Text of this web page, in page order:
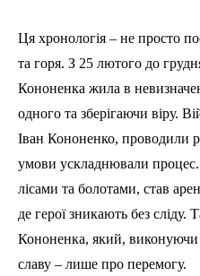
Ця хронологія – не просто
та горя. З 25 лютого до
Кононенка жила в
одного та зберігаючи віру.
Іван Кононенко, проводили
умови ускладнювали
лісами та болотами, став
де герої зникають без сліду.
Кононенка, який, виконуючи
славу – лише про перемогу.